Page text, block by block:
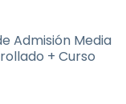
Admisión Media
+ Curso